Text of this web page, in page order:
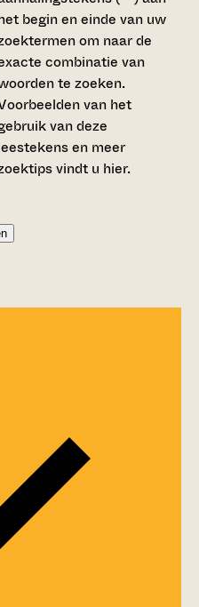
begin en einde van uw
om naar de
combinatie van
te zoeken.
van het
van deze
en meer
vindt u hier.